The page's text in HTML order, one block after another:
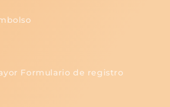
Formulario de registro